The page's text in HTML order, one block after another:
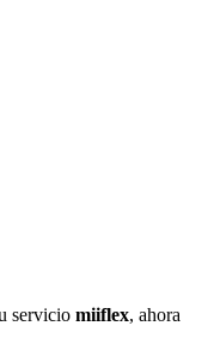
servicio miiflex, ahora